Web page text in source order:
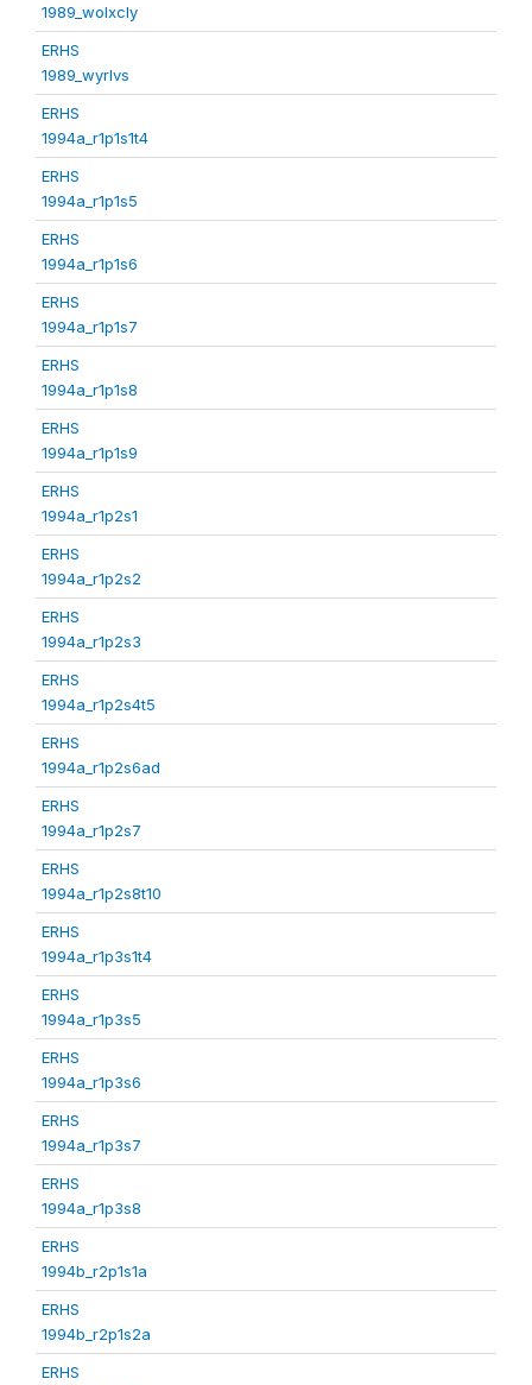
1989_wolxcly
ERHS
1989_wyrlvs
ERHS
1994a_r1p1s1t4
ERHS
1994a_r1p1s5
ERHS
1994a_r1p1s6
ERHS
1994a_r1p1s7
ERHS
1994a_r1p1s8
ERHS
1994a_r1p1s9
ERHS
1994a_r1p2s1
ERHS
1994a_r1p2s2
ERHS
1994a_r1p2s3
ERHS
1994a_r1p2s4t5
ERHS
1994a_r1p2s6ad
ERHS
1994a_r1p2s7
ERHS
1994a_r1p2s8t10
ERHS
1994a_r1p3s1t4
ERHS
1994a_r1p3s5
ERHS
1994a_r1p3s6
ERHS
1994a_r1p3s7
ERHS
1994a_r1p3s8
ERHS
1994b_r2p1s1a
ERHS
1994b_r2p1s2a
ERHS